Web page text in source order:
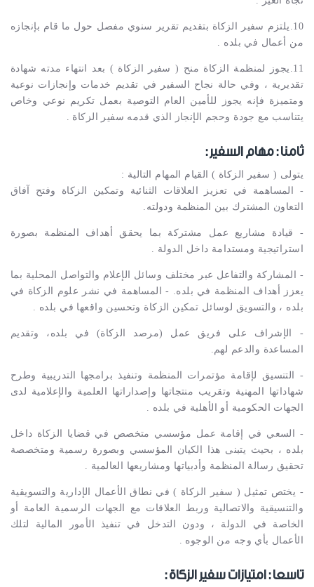
10.يلتزم سفير الزكاة بتقديم تقرير سنوي مفصل حول ما قام بإنجازه
من أعمال في بلده .
11.يجوز لمنظمة الزكاة منح ( سفير الزكاة ) بعد انتهاء مدته شهادة
تقديرية ، وفي حالة نجاح السفير في تقديم خدمات وإنجازات نوعية
ومتميزة فإنه يجوز للأمين العام التوصية بعمل تكريم نوعي وخاص
يتناسب مع جودة وحجم الإنجاز الذي قدمه سفير الزكاة .
ثامنا : مهام السفير :
يتولى ( سفير الزكاة ) القيام المهام التالية :
- المساهمة في تعزيز العلاقات الثنائية وتمكين الزكاة وفتح آفاق
التعاون المشترك بين المنظمة ودولته.
- قيادة مشاريع عمل مشتركة بما يحقق أهداف المنظمة بصورة
استراتيجية ومستدامة داخل الدولة .
- المشاركة والتفاعل عبر مختلف وسائل الإعلام والتواصل المحلية بما
يعزز أهداف المنظمة في بلده. - المساهمة في نشر علوم الزكاة في
بلده ، والتسويق لوسائل تمكين الزكاة وتحسين واقعها في بلده .
- الإشراف على فريق عمل (مرصد الزكاة) في بلده، وتقديم
المساعدة والدعم لهم.
- التنسيق لإقامة مؤتمرات المنظمة وتنفيذ برامجها التدريبية وطرح
شهاداتها المهنية وتقريب منتجاتها وإصداراتها العلمية والإعلامية لدى
الجهات الحكومية أو الأهلية في بلده .
- السعي في إقامة عمل مؤسسي متخصص في قضايا الزكاة داخل
بلده ، بحيث يتبنى هذا الكيان المؤسسي وبصورة رسمية ومتخصصة
تحقيق رسالة المنظمة وأدبياتها ومشاريعها العالمية .
- يختص تمثيل ( سفير الزكاة ) في نطاق الأعمال الإدارية والتسويقية
والتنسيقية والاتصالية وربط العلاقات مع الجهات الرسمية العامة أو
الخاصة في الدولة ، ودون التدخل في تنفيذ الأمور المالية لتلك
الأعمال بأي وجه من الوجوه .
تاسعا : امتيازات سفير الزكاة :